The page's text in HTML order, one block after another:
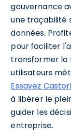
gouvernance
une traçabilité
données.
pour faciliter
transformer la
utilisateurs
Essayez
à libérer le
guider les
entreprise.